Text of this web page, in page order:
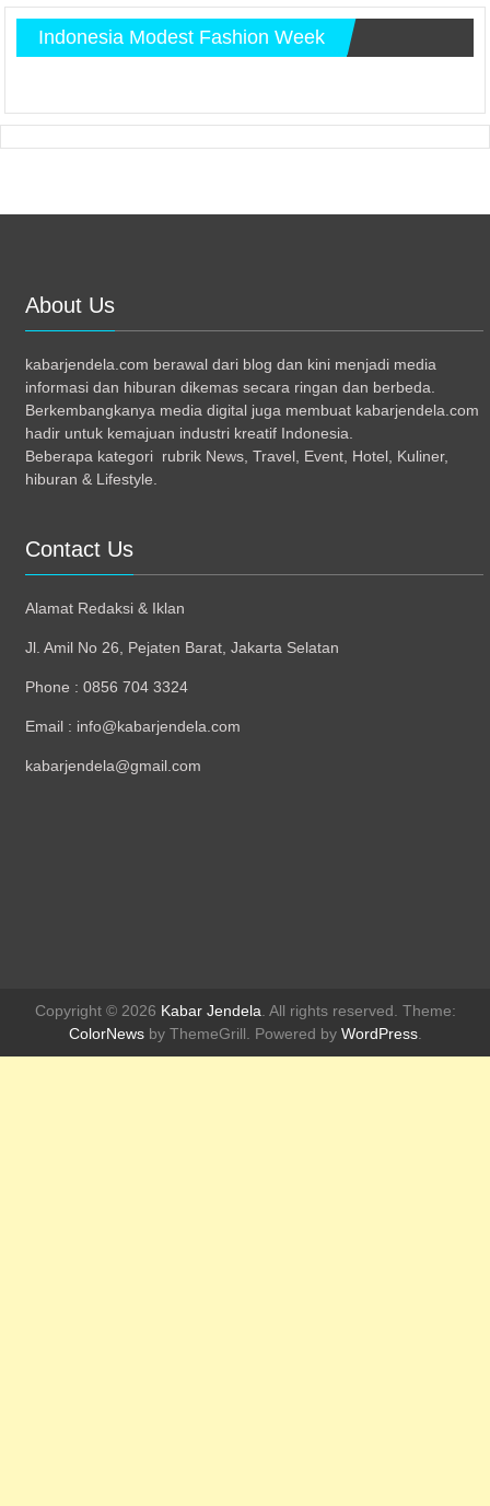
Indonesia Modest Fashion Week
About Us
kabarjendela.com berawal dari blog dan kini menjadi media
informasi dan hiburan dikemas secara ringan dan berbeda.
Berkembangkanya media digital juga membuat kabarjendela.com
hadir untuk kemajuan industri kreatif Indonesia.
Beberapa kategori rubrik News, Travel, Event, Hotel, Kuliner,
hiburan & Lifestyle.
Contact Us
Alamat Redaksi & Iklan
Jl. Amil No 26, Pejaten Barat, Jakarta Selatan
Phone : 0856 704 3324
Email : info@kabarjendela.com
kabarjendela@gmail.com
Copyright © 2026 Kabar Jendela. All rights reserved. Theme:
ColorNewsby ThemeGrill. Powered by WordPress.